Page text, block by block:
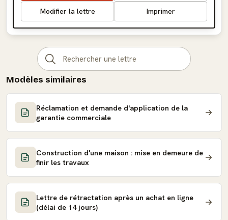
Modifier la lettre Imprimer
Modèles similaires
Réclamation et demande d'application de la
garantie commerciale
Construction d'une maison : mise en demeure de
finir les travaux
Lettre de rétractation après un achat en ligne
(délai de 14 jours)